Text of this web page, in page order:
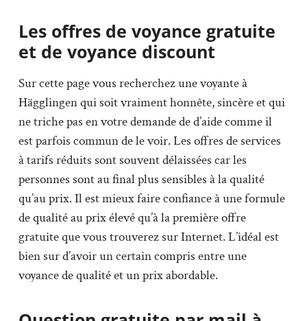
Les offres de voyance gratuite
et de voyance discount
Sur cette page vous recherchez une voyante à
Hägglingen qui soit vraiment honnête, sincère et qui
ne triche pas en votre demande de d’aide comme il
est parfois commun de le voir. Les offres de services
à tarifs réduits sont souvent délaissées car les
personnes sont au final plus sensibles à la qualité
qu’au prix. Il est mieux faire confiance à une formule
de qualité au prix élevé qu’à la première offre
gratuite que vous trouverez sur Internet. L’idéal est
bien sur d’avoir un certain compris entre une
voyance de qualité et un prix abordable.